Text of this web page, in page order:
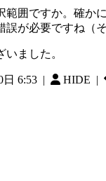
範囲ですか。確か
誤が必要ですね（
いました。
日 6:53 | HIDE |